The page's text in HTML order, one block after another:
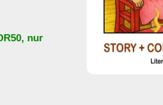
, nur